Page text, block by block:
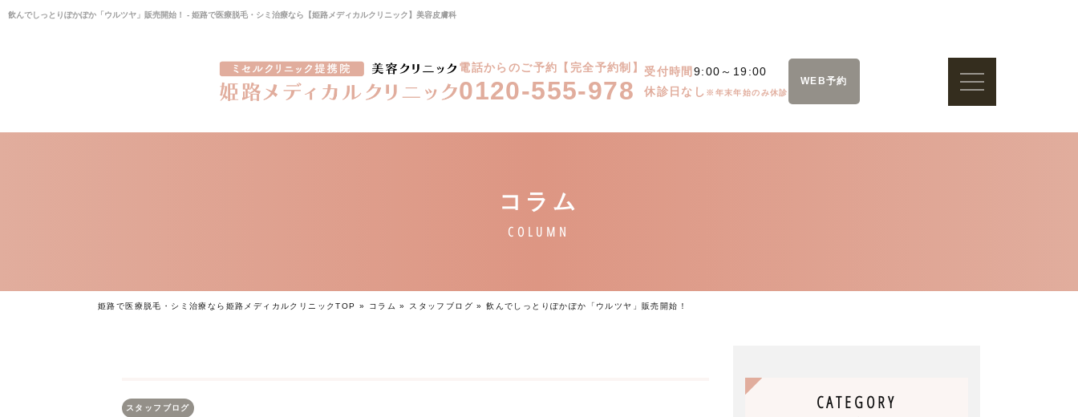
飲んでしっとりぽかぽか「ウルツヤ」販売開始！ - 姫路で医療脱毛・シミ治療なら【姫路メディカルクリニック】美容皮膚科
電話からのご予約【完全予約制】
0120-555-978
受付時間 9:00～19:00
休診日なし ※年末年始のみ休診
WEB予約
姫路で医療脱毛・シミ治療なら姫路メディカルクリニックTOP » コラム » スタッフブログ »飲んでしっとりぽかぽか「ウルツヤ」販売開始！
スタッフブログ CATEGORY